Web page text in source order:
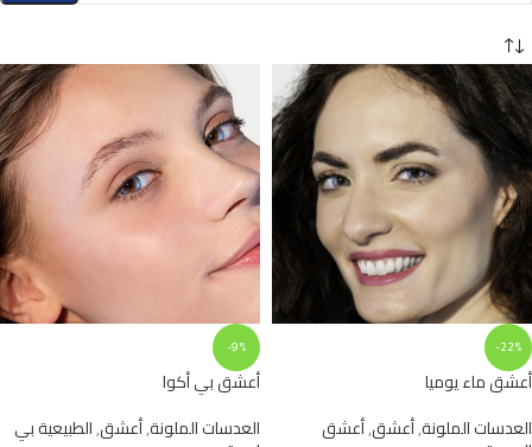
-22%
أعشق ماء يوميا
العدسات الملونة,أعشق,أعشق
-9%
أعشق بي أكوا
العدسات الملونة,أعشق,الطبيعية بي